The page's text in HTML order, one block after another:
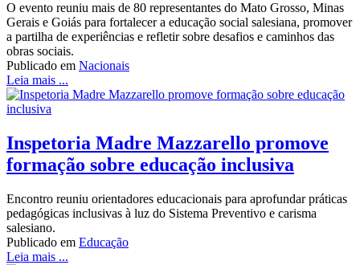
O evento reuniu mais de 80 representantes do Mato Grosso, Minas
Gerais e Goiás para fortalecer a educação social salesiana, promover
a partilha de experiências e refletir sobre desafios e caminhos das
obras sociais.
Publicado em Nacionais
Leia mais ...
Inspetoria Madre Mazzarello promove
formação sobre educação inclusiva
Encontro reuniu orientadores educacionais para aprofundar práticas
pedagógicas inclusivas à luz do Sistema Preventivo e carisma
salesiano.
Publicado em Educação
Leia mais ...